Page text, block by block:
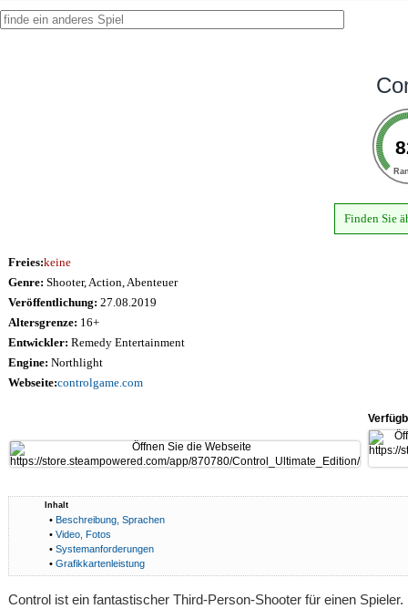
Finden Sie
Freies:keine
Genre: Shooter, Action, Abenteuer
Veröffentlichung: 27.08.2019
Altersgrenze: 16+
Entwickler: Remedy Entertainment
Engine: Northlight
Webseite:controlgame.com
Inhalt
•Beschreibung, Sprachen
•Video, Fotos
•Systemanforderungen
•Grafikkartenleistung
Control ist ein fantastischer Third-Person-Shooter für einen Spieler.